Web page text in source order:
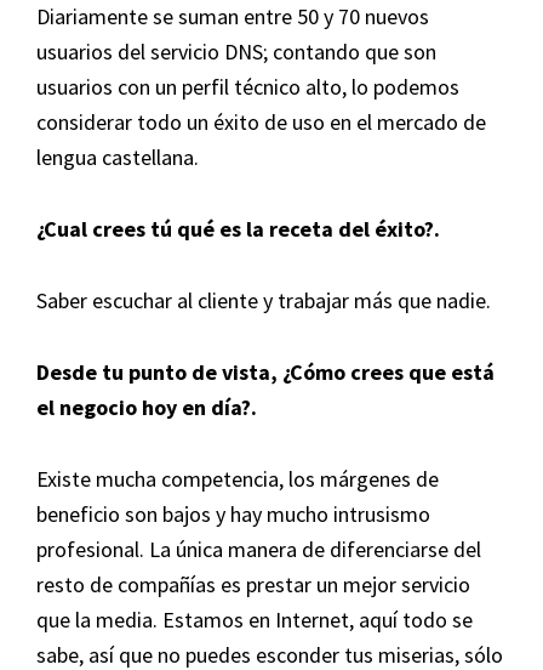
Diariamente se suman entre 50 y 70 nuevos
usuarios del servicio DNS; contando que son
usuarios con un perfil técnico alto, lo podemos
considerar todo un éxito de uso en el mercado de
lengua castellana.
¿Cual crees tú qué es la receta del éxito?.
Saber escuchar al cliente y trabajar más que nadie.
Desde tu punto de vista, ¿Cómo crees que está
el negocio hoy en día?.
Existe mucha competencia, los márgenes de
beneficio son bajos y hay mucho intrusismo
profesional. La única manera de diferenciarse del
resto de compañías es prestar un mejor servicio
que la media. Estamos en Internet, aquí todo se
sabe, así que no puedes esconder tus miserias, sólo